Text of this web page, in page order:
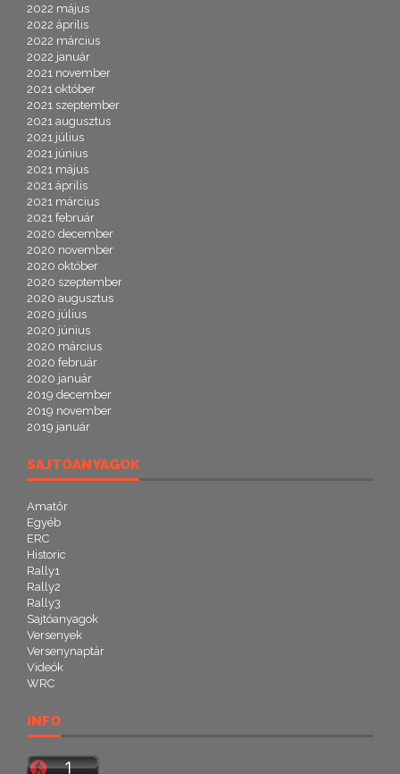
2022 május
2022 április
2022 március
2022 január
2021 november
2021 október
2021 szeptember
2021 augusztus
2021 július
2021 június
2021 május
2021 április
2021 március
2021 február
2020 december
2020 november
2020 október
2020 szeptember
2020 augusztus
2020 július
2020 június
2020 március
2020 február
2020 január
2019 december
2019 november
2019 január
SAJTÓANYAGOK
Amatőr
Egyéb
ERC
Historic
Rally1
Rally2
Rally3
Sajtóanyagok
Versenyek
Versenynaptár
Videók
WRC
INFO